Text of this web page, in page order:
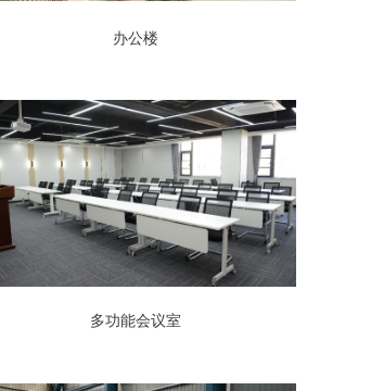
办公楼
多功能会议室